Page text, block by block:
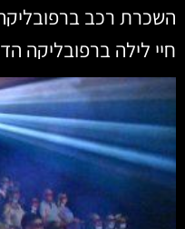
השכרת רכב
חיי לילה ברפובליקה